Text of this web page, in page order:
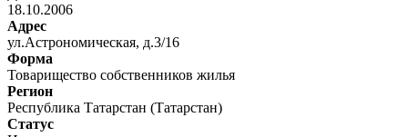
18.10.2006
Адрес
ул.Астрономическая, д.3/16
Форма
Товарищество собственников жилья
Регион
Республика Татарстан (Татарстан)
Статус